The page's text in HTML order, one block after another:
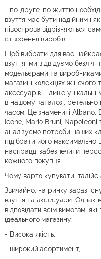
- по-друге, по життю
взуття має бути надійним і
півострова відрізняються
створення виробів.
Щоб вибрати для вас
взуття, ми відвідуємо безліч
модельєрами та
магазині колекціях жіночого
аксесуарів – лише унікальні
в нашому каталозі, ретельно
часом. Це знамениті Albano,
Icone, Mario Bruni, Napoleoni
аналізуємо потреби наших
підібрати його максимально
насправді забезпечити
кожного покупця.
Чому варто купувати
Звичайно, на ринку зараз
взуття та аксесуари. Однак
відповідати всім вимогам,
ідеального магазину:
- Висока якість,
- широкий асортимент,